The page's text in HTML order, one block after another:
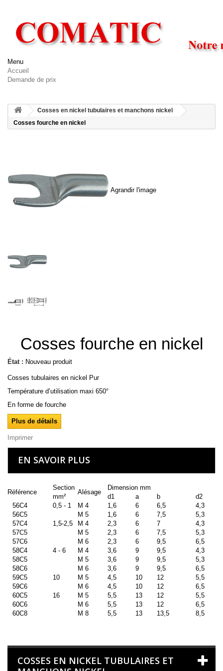
Menu
Accueil
Demande de prix
Cosses en nickel tubulaires et manchons nickel
Cosses fourche en nickel
Agrandir l'image
Cosses fourche en nickel
État : Nouveau produit
Cosses tubulaires en nickel Pur
Température d’utilisation maxi 650°
En forme de fourche
Plus de détails
Imprimer
EN SAVOIR PLUS
Référence
Section
mm²
Alésage
Dimension mm
d1
a b
d2
56C4
0,5 - 1 M 4 1,6 6 6,5
4,3
56C5
M 5 1,6 6 7,5
5,3
57C4
1,5-2,5 M 4 2,3 6 7
4,3
57C5
M 5 2,3 6 7,5
5,3
57C6
M 6 2,3 6 9,5
6,5
58C4
4 - 6 M 4 3,6 9 9,5
4,3
58C5
M 5 3,6 9 9,5
5,3
58C6
M 6 3,6 9 9,5
6,5
59C5
10 M 5 4,5 10 12
5,5
59C6
M 6 4,5 10 12
6,5
60C5
16 M 5 5,5 13 12
5,5
60C6
M 6 5,5 13 12
6,5
60C8
M 8 5,5 13 13,5 8,5
COSSES EN NICKEL TUBULAIRES ET